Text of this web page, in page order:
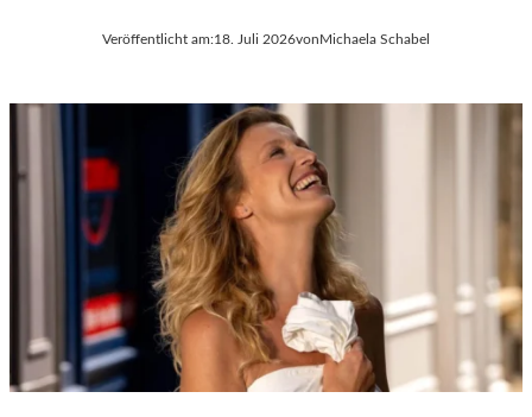
Veröffentlicht am:18. Juli 2026vonMichaela Schabel